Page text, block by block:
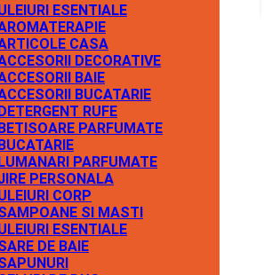
Magazin
ESENTIALE
CASA
DECORATIVE
BAIE
BUCATARIE
RUFE
PARFUMATE
PARFUMATE
PERSONALA
CORP
SI MASTI
ESENTIALE
DE BAIE
Catarame si carabine
30 mm, dimensiuni 35 x 77 mm Negru
pentru textile, latime 30 mm,
Negru